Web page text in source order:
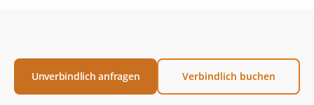
Unverbindlich anfragen Verbindlich buchen